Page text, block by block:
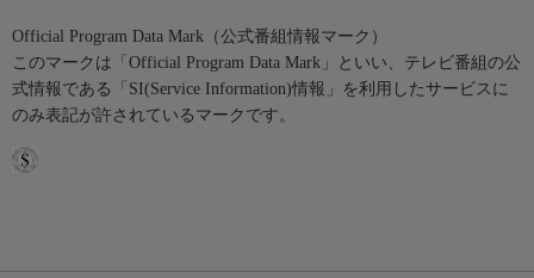
Official Program Data Mark（公式番組情報マーク）
このマークは「Official Program Data Mark」といい、テレビ番組の公
式情報である「SI(Service Information)情報」を利用したサービスに
のみ表記が許されているマークです。